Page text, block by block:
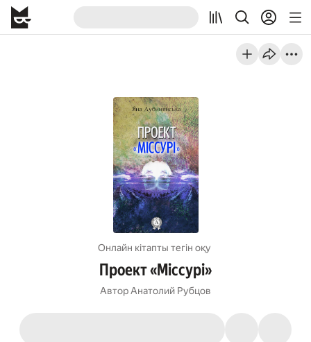
Онлайн кітапты тегін оқу
Проект «Міссурі»
АвторАнатолий Рубцов